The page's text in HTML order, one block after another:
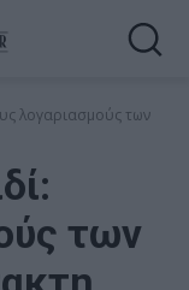
λογαριασμούς των
των